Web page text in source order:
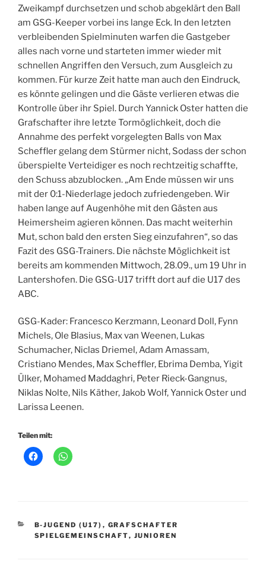
Zweikampf durchsetzen und schob abgeklärt den Ball
am GSG-Keeper vorbei ins lange Eck. In den letzten
verbleibenden Spielminuten warfen die Gastgeber
alles nach vorne und starteten immer wieder mit
schnellen Angriffen den Versuch, zum Ausgleich zu
kommen. Für kurze Zeit hatte man auch den Eindruck,
es könnte gelingen und die Gäste verlieren etwas die
Kontrolle über ihr Spiel. Durch Yannick Oster hatten die
Grafschafter ihre letzte Tormöglichkeit, doch die
Annahme des perfekt vorgelegten Balls von Max
Scheffler gelang dem Stürmer nicht, Sodass der schon
überspielte Verteidiger es noch rechtzeitig schaffte,
den Schuss abzublocken. „Am Ende müssen wir uns
mit der 0:1-Niederlage jedoch zufriedengeben. Wir
haben lange auf Augenhöhe mit den Gästen aus
Heimersheim agieren können. Das macht weiterhin
Mut, schon bald den ersten Sieg einzufahren“, so das
Fazit des GSG-Trainers. Die nächste Möglichkeit ist
bereits am kommenden Mittwoch, 28.09., um 19 Uhr in
Lantershofen. Die GSG-U17 trifft dort auf die U17 des
ABC.
GSG-Kader: Francesco Kerzmann, Leonard Doll, Fynn
Michels, Ole Blasius, Max van Weenen, Lukas
Schumacher, Niclas Driemel, Adam Amassam,
Cristiano Mendes, Max Scheffler, Ebrima Demba, Yigit
Ülker, Mohamed Maddaghri, Peter Rieck-Gangnus,
Niklas Nolte, Nils Käther, Jakob Wolf, Yannick Oster und
Larissa Leenen.
Teilen mit:
KATEGORIEN
B-JUGEND (U17) , GRAFSCHAFTER
SPIELGEMEINSCHAFT, JUNIOREN